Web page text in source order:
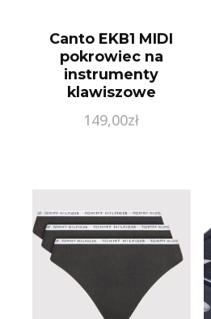
Canto EKB1 MIDI
pokrowiec na
instrumenty
klawiszowe
149,00zł